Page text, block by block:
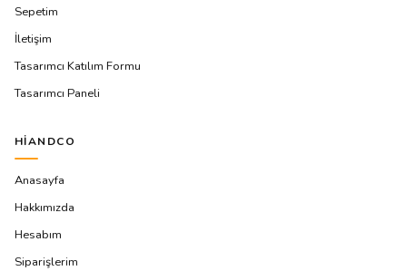
Sepetim
İletişim
Tasarımcı Katılım Formu
Tasarımcı Paneli
HIANDCO
Anasayfa
Hakkımızda
Hesabım
Siparişlerim